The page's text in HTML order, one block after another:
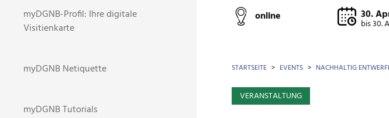
online 30.
bis30.
BROTKRÜMEL
STARTSEITE EVENTS NACHHALTIG
VERANSTALTUNG
myDGNB-Profil: Ihre digitale
Visitienkarte
myDGNB Netiquette
myDGNB Tutorials